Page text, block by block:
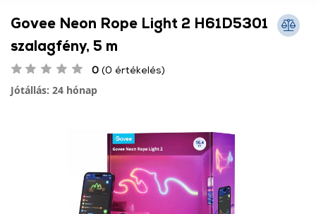
Govee Neon Rope Light 2 H61D5301
szalagfény, 5 m
0 (0 értékelés)
Jótállás: 24 hónap